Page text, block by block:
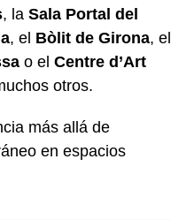
, la Sala Portal del
, el Bòlit de Girona, el
o el Centre d’Art
otros.
más allá de
en espacios